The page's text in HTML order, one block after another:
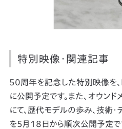
特別映像・関連記事
50周年を記念した特別映像を
に公開予定です。また、オウン
にて、歴代モデルの歩み、技術
を5月18日から順次公開予定で